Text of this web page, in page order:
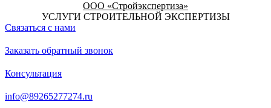
ООО «Стройэкспертиза»
УСЛУГИ СТРОИТЕЛЬНОЙ ЭКСПЕРТИЗЫ
Связаться с нами
Заказать обратный звонок
Консультация
info@89265277274.ru